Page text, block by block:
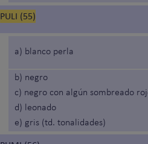
PULI (55)
a) blanco perla
b) negro
c) negro con algún sombreado
d) leonado
e) gris (td. tonalidades)